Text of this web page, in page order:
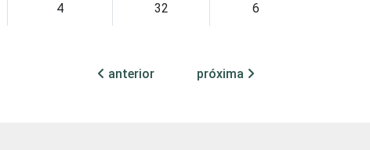
4 32 6
31 7
anterior próxima